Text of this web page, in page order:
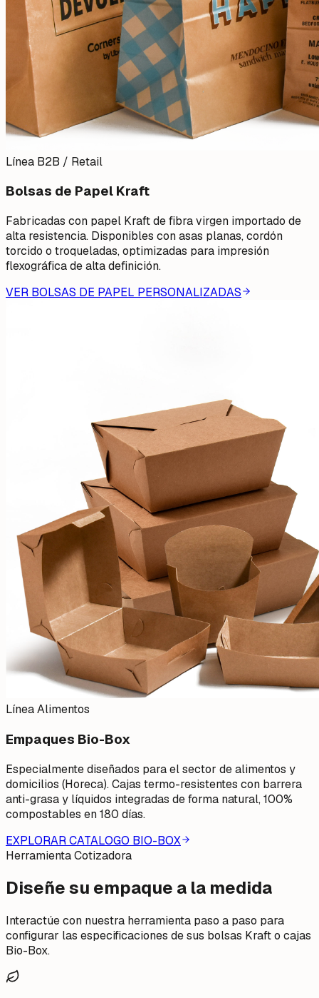
Línea B2B / Retail
Bolsas de Papel Kraft
Fabricadas con papel Kraft de fibra virgen importado de
alta resistencia. Disponibles con asas planas, cordón
torcido o troqueladas, optimizadas para impresión
flexográfica de alta definición.
VER BOLSAS DE PAPEL PERSONALIZADAS
Línea Alimentos
Empaques Bio-Box
Especialmente diseñados para el sector de alimentos y
domicilios (Horeca). Cajas termo-resistentes con barrera
anti-grasa y líquidos integradas de forma natural, 100%
compostables en 180 días.
EXPLORAR CATALOGO BIO-BOX
Herramienta Cotizadora
Diseñe su empaque a la medida
Interactúe con nuestra herramienta paso a paso para
configurar las especificaciones de sus bolsas Kraft o cajas
Bio-Box.